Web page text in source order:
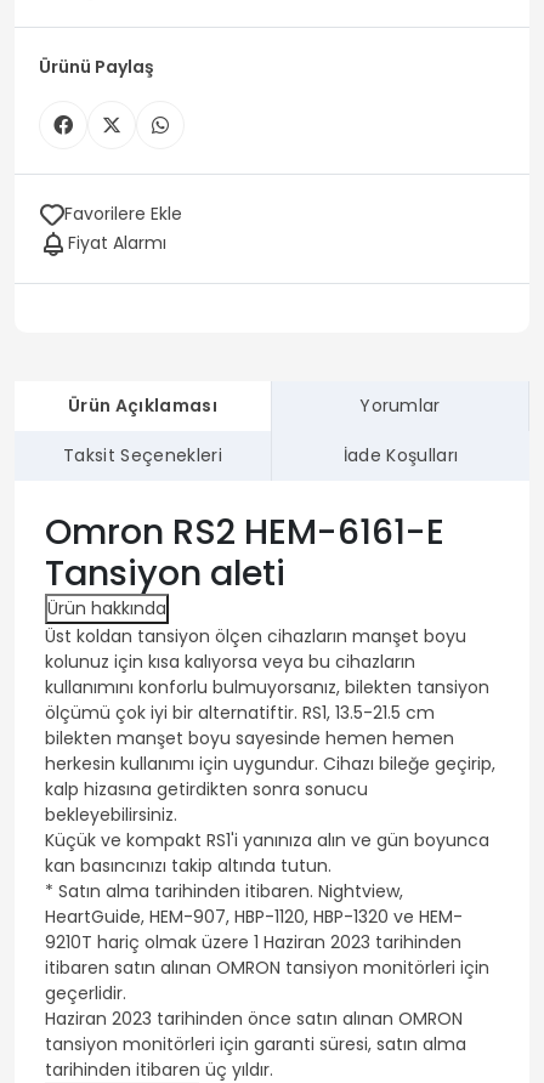
Ürünü Paylaş
Favorilere Ekle
Fiyat Alarmı
Ürün Açıklaması Yorumlar
Taksit Seçenekleri İade Koşulları
Omron RS2 HEM-6161-E
Tansiyon aleti
Ürün hakkında
Üst koldan tansiyon ölçen cihazların manşet boyu
kolunuz için kısa kalıyorsa veya bu cihazların
kullanımını konforlu bulmuyorsanız, bilekten tansiyon
ölçümü çok iyi bir alternatiftir. RS1, 13.5-21.5 cm
bilekten manşet boyu sayesinde hemen hemen
herkesin kullanımı için uygundur. Cihazı bileğe geçirip,
kalp hizasına getirdikten sonra sonucu
bekleyebilirsiniz.
Küçük ve kompakt RS1'i yanınıza alın ve gün boyunca
kan basıncınızı takip altında tutun.
* Satın alma tarihinden itibaren. Nightview,
HeartGuide, HEM-907, HBP-1120, HBP-1320 ve HEM-
9210T hariç olmak üzere 1 Haziran 2023 tarihinden
itibaren satın alınan OMRON tansiyon monitörleri için
geçerlidir.
Haziran 2023 tarihinden önce satın alınan OMRON
tansiyon monitörleri için garanti süresi, satın alma
tarihinden itibaren üç yıldır.